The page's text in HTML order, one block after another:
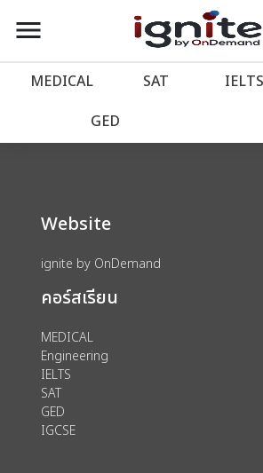
account_balance หน้าแรก
เว็บไซต์อิกไนท์
import_contacts วางแผนการเรียน
account_circle เข้าสู่ระบบ
assignment ลงทะเบียน
menu
MEDICAL SAT IELTS
GED
We could not find anything
Website
ignite by OnDemand
คอร์สเรียน
MEDICAL
Engineering
IELTS
SAT
GED
IGCSE